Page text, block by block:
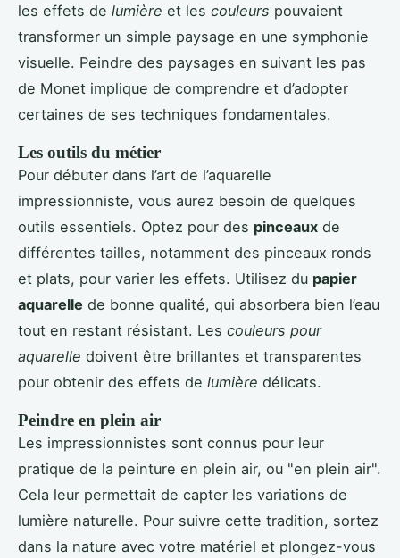
les effets de lumière et les couleurs pouvaient
transformer un simple paysage en une symphonie
visuelle. Peindre des paysages en suivant les pas
de Monet implique de comprendre et d’adopter
certaines de ses techniques fondamentales.
Les outils du métier
Pour débuter dans l’art de l’aquarelle
impressionniste, vous aurez besoin de quelques
outils essentiels. Optez pour des pinceaux de
différentes tailles, notamment des pinceaux ronds
et plats, pour varier les effets. Utilisez du papier
aquarelle de bonne qualité, qui absorbera bien l’eau
tout en restant résistant. Les couleurs pour
aquarelle doivent être brillantes et transparentes
pour obtenir des effets de lumière délicats.
Peindre en plein air
Les impressionnistes sont connus pour leur
pratique de la peinture en plein air, ou "en plein air".
Cela leur permettait de capter les variations de
lumière naturelle. Pour suivre cette tradition, sortez
dans la nature avec votre matériel et plongez-vous